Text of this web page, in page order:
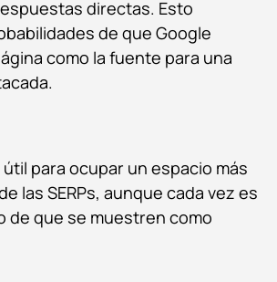
directas. Esto
de que Google
como la fuente para una
para ocupar un espacio más
las SERPs, aunque cada vez es
de que se muestren como